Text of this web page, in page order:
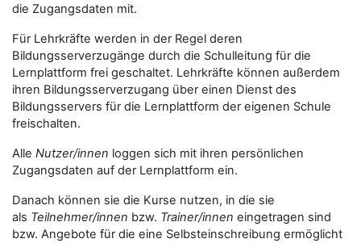
die Zugangsdaten mit.
Für Lehrkräfte werden in der Regel deren
Bildungsserverzugänge durch die Schulleitung für die
Lernplattform frei geschaltet. Lehrkräfte können außerdem
ihren Bildungsserverzugang über einen Dienst des
Bildungsservers für die Lernplattform der eigenen Schule
freischalten.
Alle Nutzer/innen loggen sich mit ihren persönlichen
Zugangsdaten auf der Lernplattform ein.
Danach können sie die Kurse nutzen, in die sie
als Teilnehmer/innen bzw. Trainer/innen eingetragen sind
bzw. Angebote für die eine Selbsteinschreibung ermöglicht